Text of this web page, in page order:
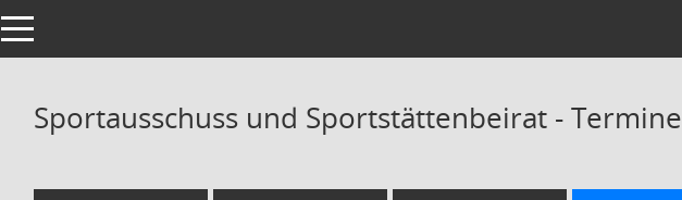
Toggle navigation
Sportausschuss und Sportstättenbeirat -